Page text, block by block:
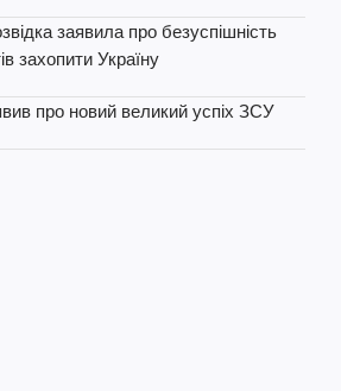
заявила про безуспішність
захопити Україну
про новий великий успіх ЗСУ